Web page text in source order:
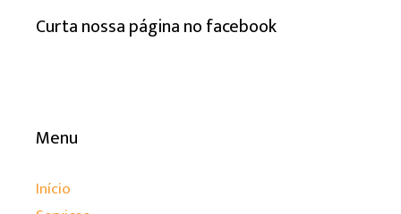
Curta nossa página no facebook
Menu
Início